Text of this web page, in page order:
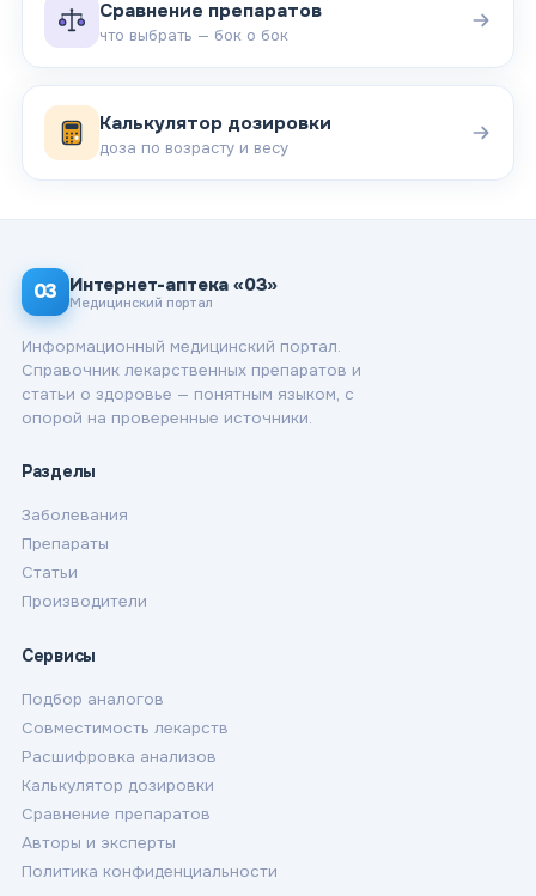
Сравнение препаратов
что выбрать — бок о бок
Калькулятор дозировки
доза по возрасту и весу
03 Интернет-аптека «03»
Медицинский портал
Информационный медицинский портал.
Справочник лекарственных препаратов и
статьи о здоровье — понятным языком, с
опорой на проверенные источники.
Разделы
Заболевания
Препараты
Статьи
Производители
Сервисы
Подбор аналогов
Совместимость лекарств
Расшифровка анализов
Калькулятор дозировки
Сравнение препаратов
Авторы и эксперты
Политика конфиденциальности